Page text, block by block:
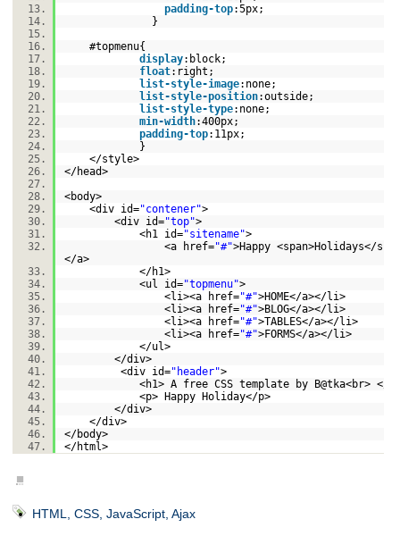
padding-top:5px;
}
#topmenu{
display: block;
float: right ;
list-style-image: none;
list-style-position:outside;
list-style-type: none;
min-width:400px;
padding-top: 11px;
}
</style>
</head>
<body>
<div id="contener">
<div id="top">
<h1 id="sitename">
<a href="#">Happy <span>Holidays</
</a>
</h1>
<ul id="topmenu">
<li><a href="#">HOME</a></li>
<li><a href="#">BLOG</a></li>
<li><a href="#">TABLES</a></li>
<li><a href="#">FORMS</a></li>
</ul>
</div>
<div id="header">
<h1> A free CSS template by B@tka<br> </h
<p> Happy Holiday</p>
</div>
</div>
</body>
</html>
■
HTML, CSS, JavaScript, Ajax